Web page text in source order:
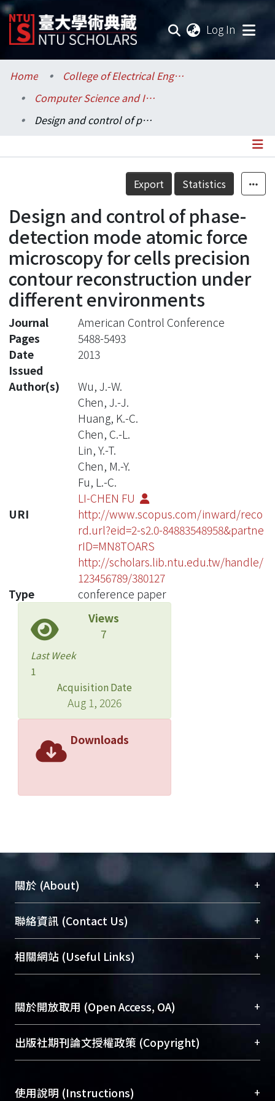
Log In
Communities & Collections
Research Outputs
Statistics
Home
College of Electrical Engineering and Computer Science / 電機資訊學院
Computer Science and Information Engineering / 資訊工程學系
Design and control of phase-detection mode atomic force microscopy for cells precision contour reconstruction under different environments
Details
Export Statistics
Design and control of phase-
detection mode atomic force
microscopy for cells precision
contour reconstruction under
different environments
Journal
American Control Conference
Pages
5488-5493
Date
Issued
2013
Author(s)
Wu, J.-W.
Chen, J.-J.
Huang, K.-C.
Chen, C.-L.
Lin, Y.-T.
Chen, M.-Y.
Fu, L.-C.
LI-CHEN FU
URI
http://www.scopus.com/inward/reco
rd.url?eid=2-s2.0-84883548958&partne
rID=MN8TOARS
http://scholars.lib.ntu.edu.tw/handle/
123456789/380127
Type
conference paper
Views
7
Last Week
1
Acquisition Date
Aug 1, 2026
Downloads
關於 (About) +
臺大位居世界頂尖大學之列，為永久珍藏及向國際
展現本校豐碩的研究成果及學術能量，圖書館整合
機構典藏（NTUR）與學術庫（AH）不同功能平
台，成為臺大學術典藏NTU scholars。期能整合研
成果。
To permanently archive and promote researcher
profiles and scholarly works, Library integrates the
services of “NTU Repository” with “Academic
聯絡資訊 (Contact Us) +
總館學科館員(Main Library)
醫學圖書館學科館員(Medical Library)
Sciences Library)
相關網站 (Useful Links) +
關於開放取用 (Open Access, OA) +
開放取用是從使用者角度提升資訊取用性的社會運
動，應用在學術研究上是透過將研究著作公開供使
用逐年攀升。同時可加速研究發展、提升研究影響
出版社期刊論文授權政策 (Copyright) +
含部分內容的版權非匯入者所有，或由第三方贊
使用說明 (Instructions) +